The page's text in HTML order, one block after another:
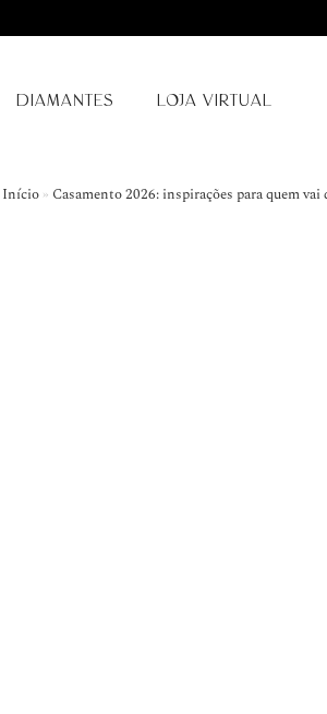
DIAMANTES LOJA VIRTUAL
Início» Casamento 2026: inspirações para quem